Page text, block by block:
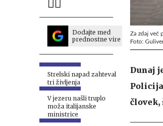
Dodajte med
prednostne vire
Strelski napad zahteval
tri življenja
V jezeru našli truplo
moža italijanske
ministrice
Za zdaj več
Foto:
Dunaj
človek,